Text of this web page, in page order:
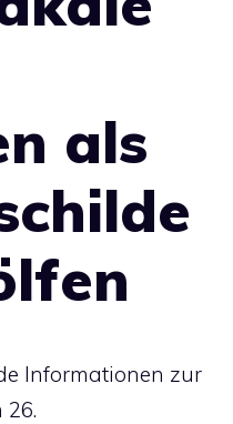
als
Informationen zur
26.